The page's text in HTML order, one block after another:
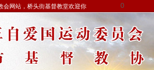
0
会网站，桥头街基督教堂欢迎你